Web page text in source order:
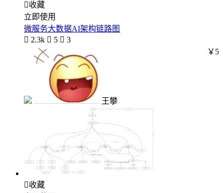
收藏
立即使用
微服务大数据AI架构链路图
 2.3k  5  3
王攀
￥5
收藏